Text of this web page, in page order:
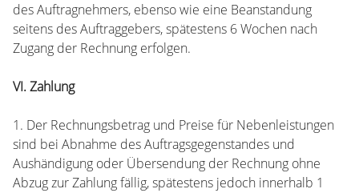
des Auftragnehmers, ebenso wie eine Beanstandung
seitens des Auftraggebers, spätestens 6 Wochen nach
Zugang der Rechnung erfolgen.
VI. Zahlung
1. Der Rechnungsbetrag und Preise für Nebenleistungen
sind bei Abnahme des Auftragsgegenstandes und
Aushändigung oder Übersendung der Rechnung ohne
Abzug zur Zahlung fällig, spätestens jedoch innerhalb 1